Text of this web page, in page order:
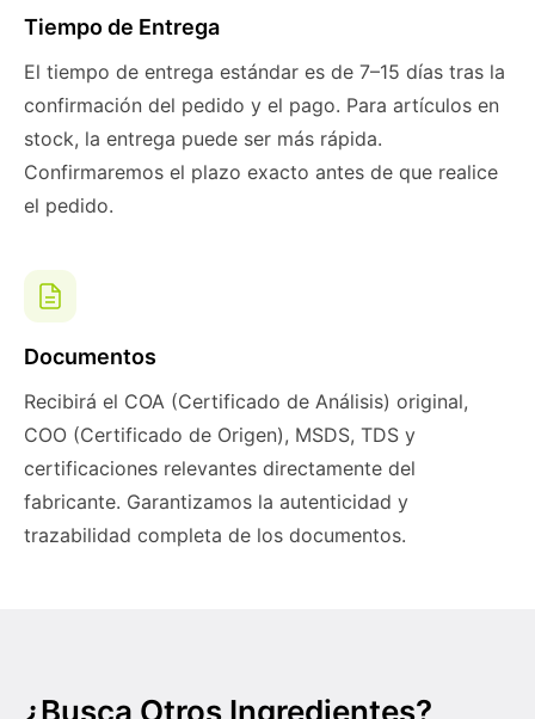
Tiempo de Entrega
El tiempo de entrega estándar es de 7–15 días tras la
confirmación del pedido y el pago. Para artículos en
stock, la entrega puede ser más rápida.
Confirmaremos el plazo exacto antes de que realice
el pedido.
Documentos
Recibirá el COA (Certificado de Análisis) original,
COO (Certificado de Origen), MSDS, TDS y
certificaciones relevantes directamente del
fabricante. Garantizamos la autenticidad y
trazabilidad completa de los documentos.
¿Busca Otros Ingredientes?